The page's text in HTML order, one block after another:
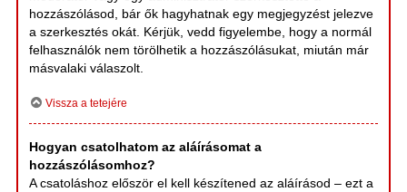
hozzászólásod, bár ők hagyhatnak egy megjegyzést jelezve
a szerkesztés okát. Kérjük, vedd figyelembe, hogy a normál
felhasználók nem törölhetik a hozzászólásukat, miután már
másvalaki válaszolt.
Vissza a tetejére
Hogyan csatolhatom az aláírásomat a
hozzászólásomhoz?
A csatoláshoz először el kell készítened az aláírásod – ezt a